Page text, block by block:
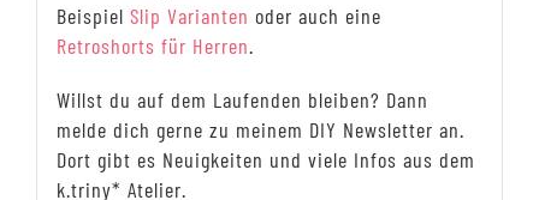
Beispiel Slip Varianten oder auch eine
Retroshorts für Herren.
Willst du auf dem Laufenden bleiben? Dann
melde dich gerne zu meinem DIY Newsletter an.
Dort gibt es Neuigkeiten und viele Infos aus dem
k.triny* Atelier.